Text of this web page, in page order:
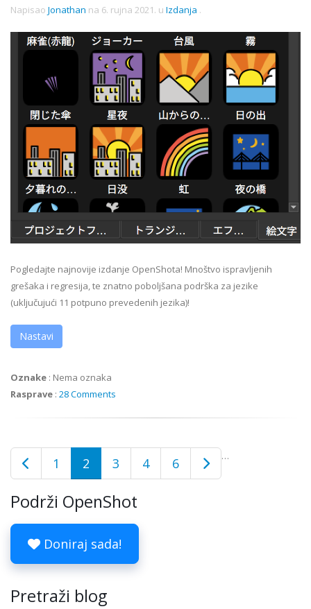
Napisao Jonathan na 6. rujna 2021. u Izdanja .
Pogledajte najnovije izdanje OpenShota! Mnoštvo ispravljenih
grešaka i regresija, te znatno poboljšana podrška za jezike
(uključujući 11 potpuno prevedenih jezika)!
Nastavi
Oznake : Nema oznaka
Rasprave : 28 Comments
1 2 3 4 …
6
Podrži OpenShot
Doniraj sada!
Pretraži blog